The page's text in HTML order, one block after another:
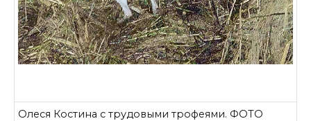
Олеся Костина с трудовыми трофеями. ФОТО